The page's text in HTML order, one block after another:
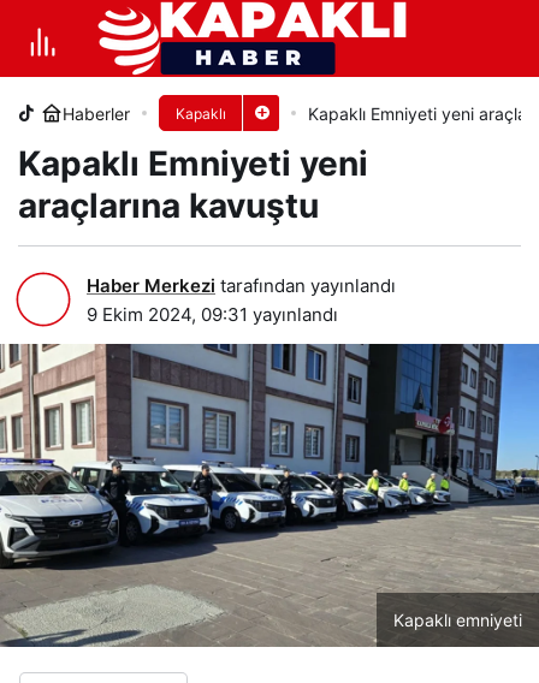
Haberler Kapaklı Kapaklı Emniyeti yeni
Kapaklı Emniyeti yeni
araçlarına kavuştu
Haber Merkezi tarafından yayınlandı
9 Ekim 2024, 09:31 yayınlandı
Kapaklı emniyeti
Kapaklı Emniyeti yeni araçlarına
kavuştu
0